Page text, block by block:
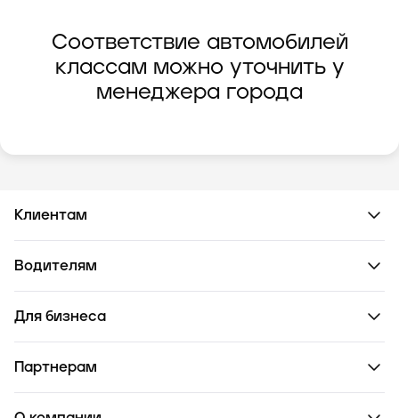
Соответствие автомобилей
классам можно уточнить у
менеджера города
Клиентам
Водителям
Для бизнеса
Партнерам